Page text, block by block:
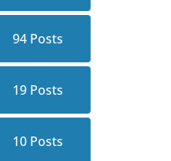
94 Posts
19 Posts
10 Posts